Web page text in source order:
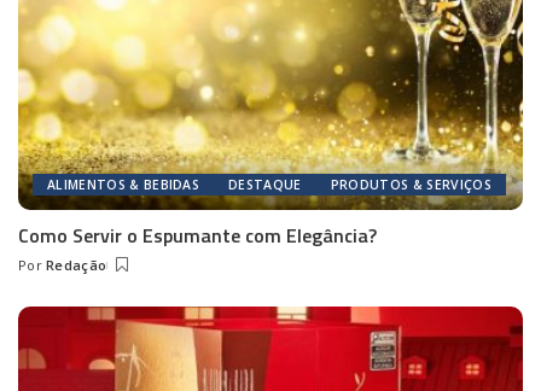
ALIMENTOS & BEBIDAS DESTAQUE PRODUTOS & SERVIÇOS
Como Servir o Espumante com Elegância?
Posted
Por Redação